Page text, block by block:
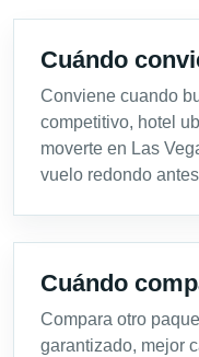
Cuándo
Conviene cuando
competitivo, hotel
moverte en Las
vuelo redondo
Cuándo
Compara otro
garantizado, mejor